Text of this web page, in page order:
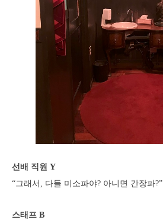
선배 직원 Y
“그래서, 다들 미소파야? 아니면 간장파?”
스태프 B